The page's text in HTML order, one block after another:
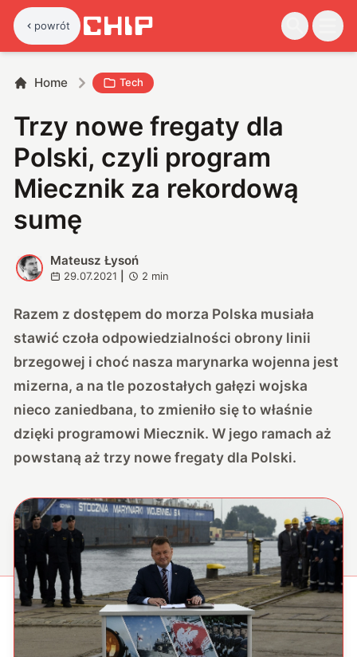
powrót
Home Tech
Trzy nowe fregaty dla
Polski, czyli program
Miecznik za rekordową
sumę
M
Mateusz Łysoń
29.07.2021 2 min
Razem z dostępem do morza Polska musiała
stawić czoła odpowiedzialności obrony linii
brzegowej i choć nasza marynarka wojenna jest
mizerna, a na tle pozostałych gałęzi wojska
nieco zaniedbana, to zmieniło się to właśnie
dzięki programowi Miecznik. W jego ramach aż
powstaną aż trzy nowe fregaty dla Polski.